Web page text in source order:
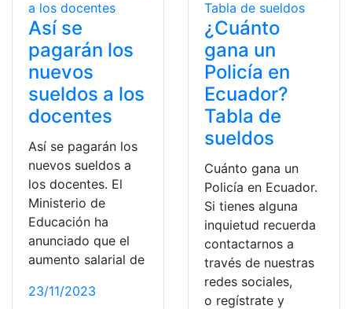
Así se
pagarán los
nuevos
sueldos a los
docentes
Así se pagarán los
nuevos sueldos a
los docentes. El
Ministerio de
Educación ha
anunciado que el
aumento salarial de
23/11/2023
¿Cuánto
gana un
Policía en
Ecuador?
Tabla de
sueldos
Cuánto gana un
Policía en Ecuador.
Si tienes alguna
inquietud recuerda
contactarnos a
través de nuestras
redes sociales,
o regístrate y